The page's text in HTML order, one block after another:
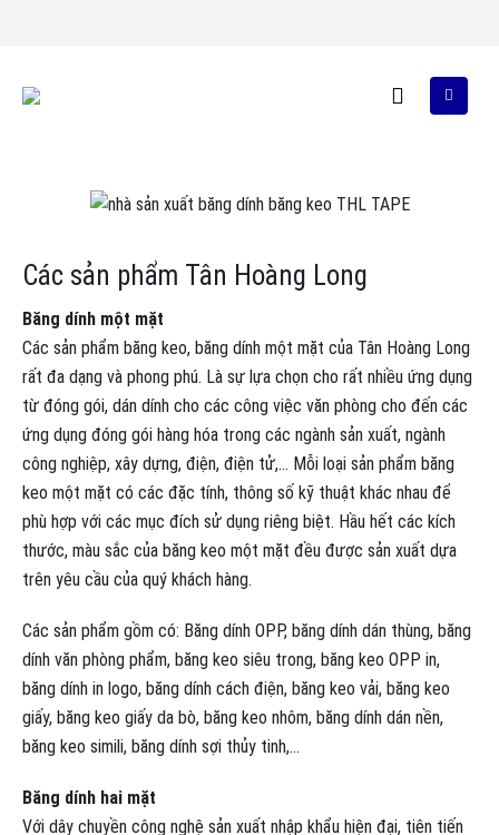
Các sản phẩm Tân Hoàng Long
Băng dính một mặt
Các sản phẩm băng keo, băng dính một mặt của Tân Hoàng Long
rất đa dạng và phong phú. Là sự lựa chọn cho rất nhiều ứng dụng
từ đóng gói, dán dính cho các công việc văn phòng cho đến các
ứng dụng đóng gói hàng hóa trong các ngành sản xuất, ngành
công nghiệp, xây dựng, điện, điện tử,… Mỗi loại sản phẩm băng
keo một mặt có các đặc tính, thông số kỹ thuật khác nhau để
phù hợp với các mục đích sử dụng riêng biệt. Hầu hết các kích
thước, màu sắc của băng keo một mặt đều được sản xuất dựa
trên yêu cầu của quý khách hàng.
Các sản phẩm gồm có: Băng dính OPP, băng dính dán thùng, băng
dính văn phòng phẩm, băng keo siêu trong, băng keo OPP in,
băng dính in logo, băng dính cách điện, băng keo vải, băng keo
giấy, băng keo giấy da bò, băng keo nhôm, băng dính dán nền,
băng keo simili, băng dính sợi thủy tinh,…
Băng dính hai mặt
Với dây chuyền công nghệ sản xuất nhập khẩu hiện đại, tiên tiến